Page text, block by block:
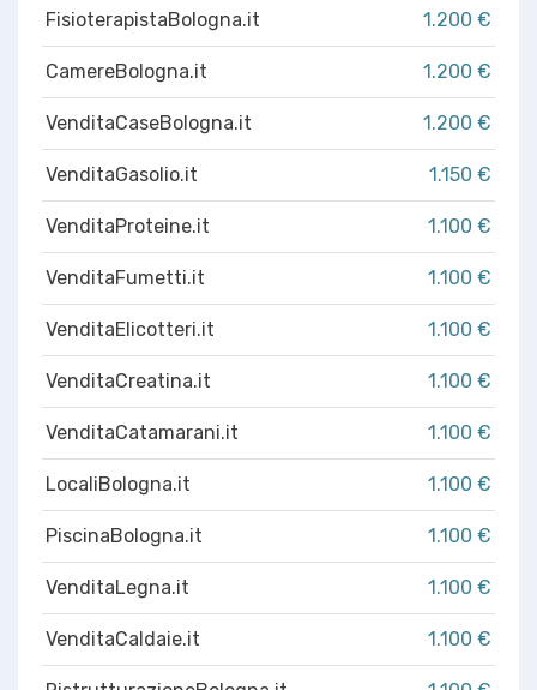
FisioterapistaBologna.it 1.200 €
CamereBologna.it 1.200 €
VenditaCaseBologna.it 1.200 €
VenditaGasolio.it 1.150 €
VenditaProteine.it 1.100 €
VenditaFumetti.it 1.100 €
VenditaElicotteri.it 1.100 €
VenditaCreatina.it 1.100 €
VenditaCatamarani.it 1.100 €
LocaliBologna.it 1.100 €
PiscinaBologna.it 1.100 €
VenditaLegna.it 1.100 €
VenditaCaldaie.it 1.100 €